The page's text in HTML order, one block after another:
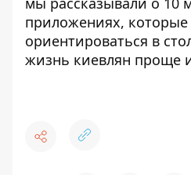
приложениях,
ориентироваться в
жизнь киевлян проще